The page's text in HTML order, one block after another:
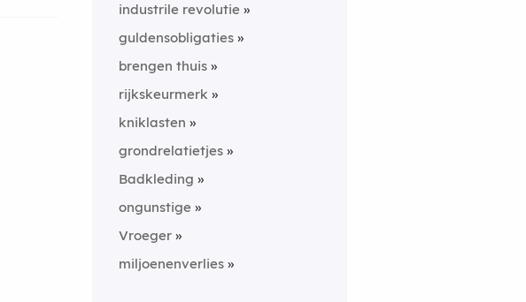
industrile revolutie
guldensobligaties
brengen thuis
rijkskeurmerk
kniklasten
grondrelatietjes
Badkleding
ongunstige
Vroeger
miljoenenverlies